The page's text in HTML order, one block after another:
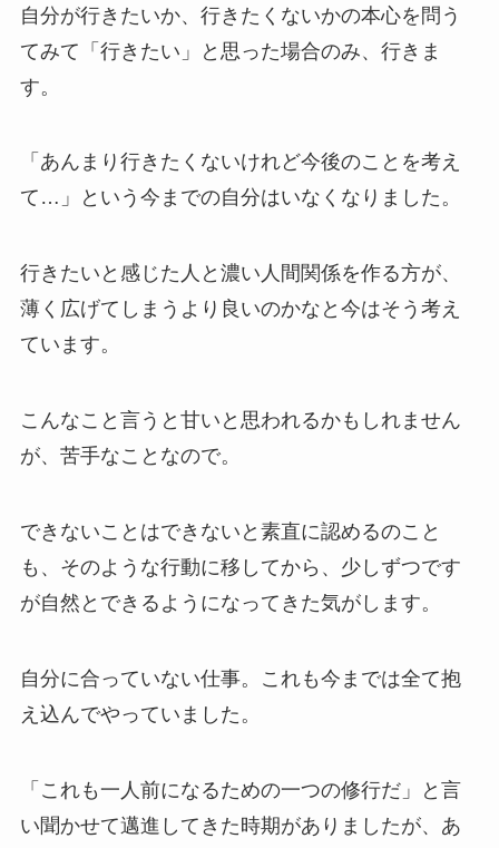
自分が行きたいか、行きたくないかの本心を問う
てみて「行きたい」と思った場合のみ、行きま
す。
「あんまり行きたくないけれど今後のことを考え
て…」という今までの自分はいなくなりました。
行きたいと感じた人と濃い人間関係を作る方が、
薄く広げてしまうより良いのかなと今はそう考え
ています。
こんなこと言うと甘いと思われるかもしれません
が、苦手なことなので。
できないことはできないと素直に認めるのこと
も、そのような行動に移してから、少しずつです
が自然とできるようになってきた気がします。
自分に合っていない仕事。これも今までは全て抱
え込んでやっていました。
「これも一人前になるための一つの修行だ」と言
い聞かせて邁進してきた時期がありましたが、あ